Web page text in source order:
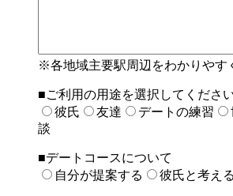
※各地域主要駅周辺をわかりやす
■ご利用の用途を選択してくださ
彼氏
友達 デートの練習
談
■デートコースについて
自分が提案する
彼氏と考える